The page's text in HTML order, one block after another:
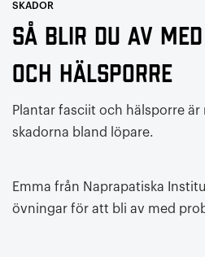
SKADOR
Så blir du av
och hälsporre
Plantar fasciit och hälsporre
skadorna bland löpare.
Emma från Naprapatiska
övningar för att bli av med